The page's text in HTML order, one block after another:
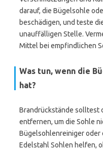
darauf, die Bügelsohle
beschädigen, und teste
unauffälligen Stelle.
Mittel bei empfindlichen
Was tun, wenn die
hat?
Brandrückstände solltest
entfernen, um die Sohle
Bügelsohlenreiniger oder
Edelstahl Sohlen helfen,